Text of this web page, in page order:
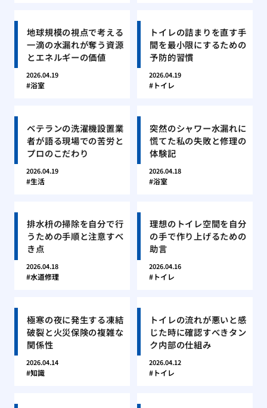
地球規模の視点で考える
一滴の水漏れが奪う資源
とエネルギーの価値
2026.04.19
浴室
トイレの詰まりを直す手
間を最小限にするための
予防的習慣
2026.04.19
トイレ
ベテランの洗濯機設置業
者が語る現場での苦労と
プロのこだわり
2026.04.19
生活
突然のシャワー水漏れに
慌てた私の失敗と修理の
体験記
2026.04.18
浴室
排水枡の掃除を自分で行
うための手順と注意すべ
き点
2026.04.18
水道修理
理想のトイレ空間を自分
の手で作り上げるための
助言
2026.04.16
トイレ
極寒の夜に発生する凍結
破裂と火災保険の複雑な
関係性
2026.04.14
知識
トイレの流れが悪いと感
じた時に確認すべきタン
ク内部の仕組み
2026.04.12
トイレ